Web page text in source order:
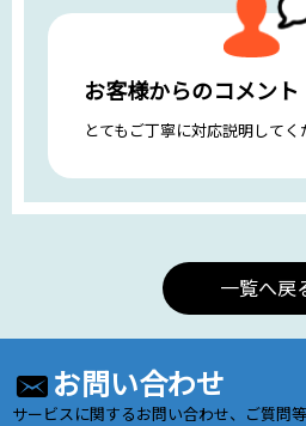
お客様からのコメント
とてもご丁寧に対応説明して
一覧へ戻
お問い合わせ
サービスに関するお問い合わせ、ご質問